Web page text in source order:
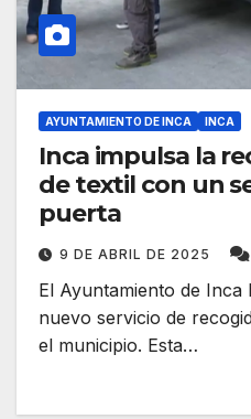
AYUNTAMIENTO DE INCA INCA
Inca impulsa la
de textil con un
puerta
9 DE ABRIL DE 2025
El Ayuntamiento de
nuevo servicio de
el municipio. Esta…